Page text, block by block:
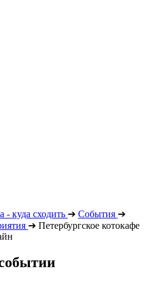
куда сходить ➔ События ➔
➔ Петербургское котокафе